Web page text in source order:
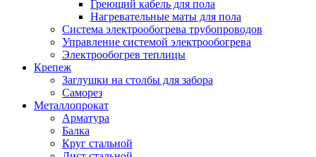
Греющий кабель для пола
Нагревательные маты для пола
Система электрообогрева трубопроводов
Управление системой электрообогрева
Электрообогрев теплицы
Крепеж
Заглушки на столбы для забора
Саморез
Металлопрокат
Арматура
Балка
Круг стальной